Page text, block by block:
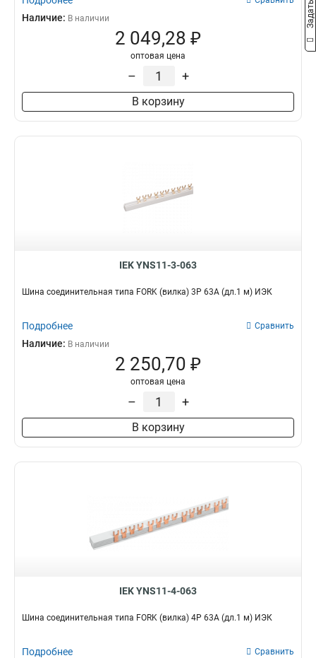
Наличие: В наличии
2 049,28 ₽
оптовая цена
– +
В корзину
IEK YNS11-3-063
Шина соединительная типа FORK (вилка) 3Р 63А (дл.1 м) ИЭК
Подробнее Сравнить
Наличие: В наличии
2 250,70 ₽
оптовая цена
– +
В корзину
IEK YNS11-4-063
Шина соединительная типа FORK (вилка) 4Р 63А (дл.1 м) ИЭК
Подробнее Сравнить